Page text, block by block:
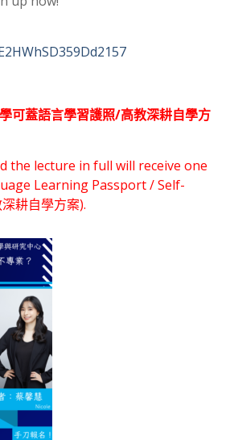
可蓋語言學習護照/高教深耕自學方
the lecture in full will receive one
Learning Passport / Self-
耕自學方案).